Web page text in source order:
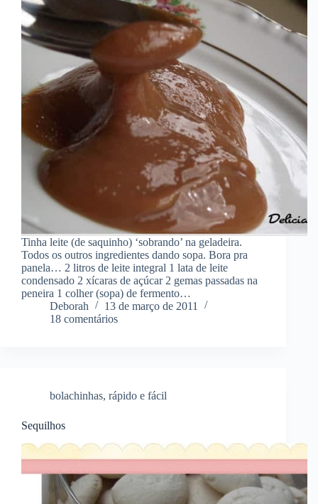
Tinha leite (de saquinho) ‘sobrando’ na geladeira.
Todos os outros ingredientes dando sopa. Bora pra
panela… 2 litros de leite integral 1 lata de leite
condensado 2 xícaras de açúcar 2 gemas passadas na
peneira 1 colher (sopa) de fermento…
Deborah
13 de março de 2011
18 comentários
bolachinhas, rápido e fácil
Sequilhos